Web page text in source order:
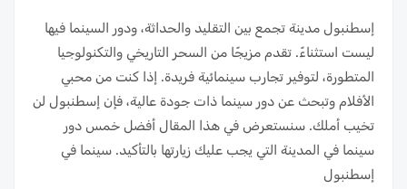
إسطنبول مدينة تجمع بين التقليد والحداثة، ودور السينما فيها
ليست استثناءً. تقدم مزيجًا من السحر التاريخي والتكنولوجيا
المتطورة، لتوفير تجارب سينمائية فريدة. إذا كنت من محبي
الأفلام وتبحث عن دور سينما ذات جودة عالية، فإن إسطنبول لن
تخيب أملك. سنستعرض في هذا المقال أفضل خمس دور
سينما في المدينة التي يجب عليك زيارتها بالتأكيد. سينما في
إسطنبول